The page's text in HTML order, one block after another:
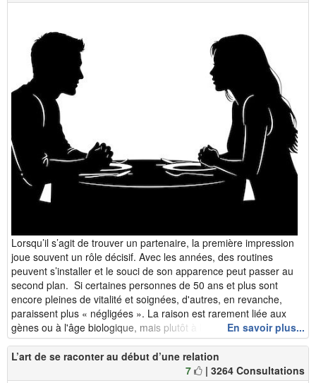
Lorsqu’il s’agit de trouver un partenaire, la première impression
joue souvent un rôle décisif. Avec les années, des routines
peuvent s’installer et le souci de son apparence peut passer au
second plan. Si certaines personnes de 50 ans et plus sont
encore pleines de vitalité et soignées, d'autres, en revanche,
paraissent plus « négligées ». La raison est rarement liée aux
gènes ou à l'âge biologique, mais plutôt à l’importance qu’elles...
En savoir plus...
L’art de se raconter au début d’une relation
7
| 3264 Consultations